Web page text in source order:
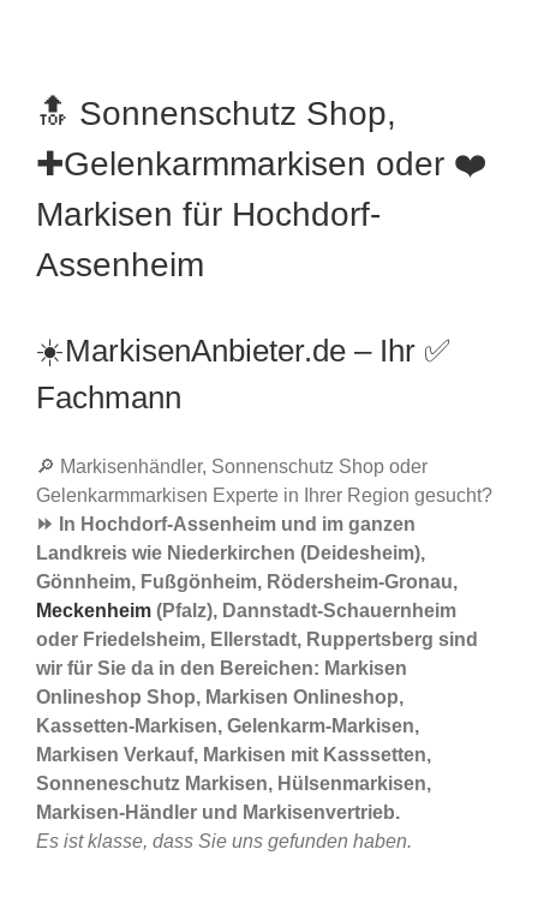
🔝 Sonnenschutz Shop,
✚Gelenkarmmarkisen oder ❤️
Markisen für Hochdorf-
Assenheim
☀️MarkisenAnbieter.de – Ihr ✅
Fachmann
🔎 Markisenhändler, Sonnenschutz Shop oder
Gelenkarmmarkisen Experte in Ihrer Region gesucht?
⏩ In Hochdorf-Assenheim und im ganzen
Landkreis wie Niederkirchen (Deidesheim),
Gönnheim, Fußgönheim, Rödersheim-Gronau,
Meckenheim (Pfalz), Dannstadt-Schauernheim
oder Friedelsheim, Ellerstadt, Ruppertsberg sind
wir für Sie da in den Bereichen: Markisen
Onlineshop Shop, Markisen Onlineshop,
Kassetten-Markisen, Gelenkarm-Markisen,
Markisen Verkauf, Markisen mit Kasssetten,
Sonneneschutz Markisen, Hülsenmarkisen,
Markisen-Händler und Markisenvertrieb.
Es ist klasse, dass Sie uns gefunden haben.